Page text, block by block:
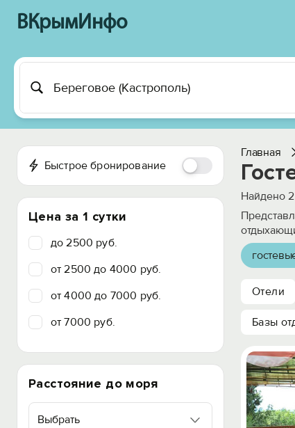
ВКрымИнфо
Быстрое бронирование
Цена за 1 сутки
до 2500 руб.
от 2500 до 4000 руб.
от 4000 до 7000 руб.
от 7000 руб.
Расстояние до моря
Выбрать
Главная
Найдено 2
Отели
Базы